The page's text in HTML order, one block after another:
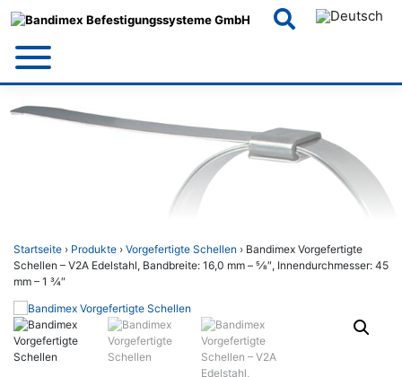
Startseite › Produkte › Vorgefertigte Schellen › Bandimex Vorgefertigte
Schellen – V2A Edelstahl, Bandbreite: 16,0 mm – 5⁄8″, Innendurchmesser: 45
mm – 1 3⁄4″